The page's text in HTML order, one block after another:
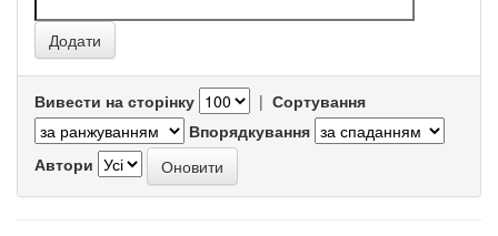
Вивести на сторінку | Сортування
Впорядкування
Автори